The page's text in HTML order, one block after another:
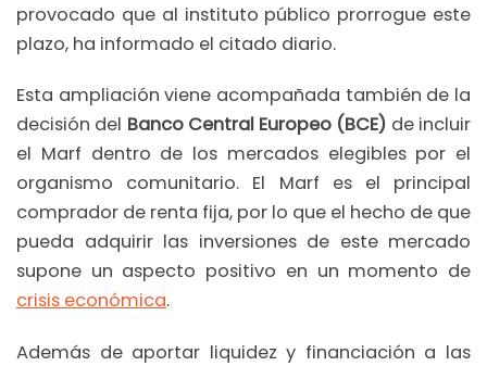
provocado que al instituto público prorrogue este
plazo, ha informado el citado diario.
Esta ampliación viene acompañada también de la
decisión del Banco Central Europeo (BCE) de incluir
el Marf dentro de los mercados elegibles por el
organismo comunitario. El Marf es el principal
comprador de renta fija, por lo que el hecho de que
pueda adquirir las inversiones de este mercado
supone un aspecto positivo en un momento de
crisis económica.
Además de aportar liquidez y financiación a las